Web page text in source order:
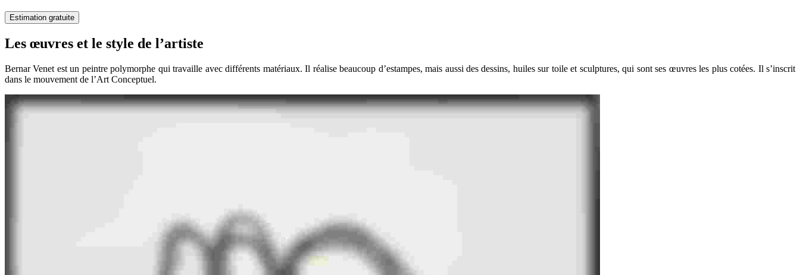
Estimation gratuite
Les œuvres et le style de l’artiste
Bernar Venet est un peintre polymorphe qui travaille avec différents matériaux. Il réalise beaucoup d’estampes, mais aussi des dessins, huiles sur toile et sculptures, qui sont ses œuvres les plus cotées. Il s’inscrit
dans le mouvement de l’Art Conceptuel.